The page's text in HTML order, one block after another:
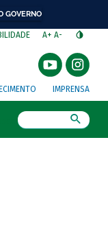
GOVERNO
A+ A-
IMPRENSA